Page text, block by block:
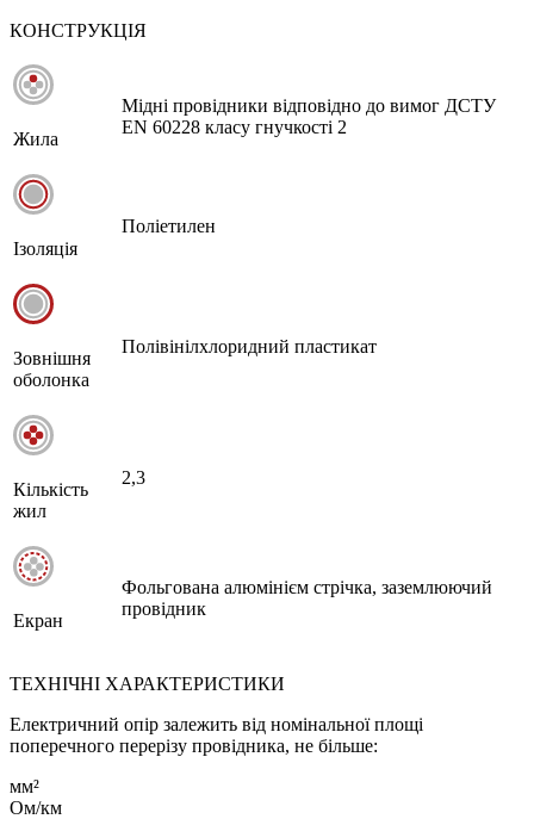
КОНСТРУКЦІЯ
Жила
Мідні провідники відповідно до вимог ДСТУ
EN 60228 класу гнучкості 2
Ізоляція
Поліетилен
Зовнішня
оболонка
Полівінілхлоридний пластикат
Кількість
жил
2,3
Екран
Фольгована алюмінієм стрічка, заземлюючий
провідник
ТЕХНІЧНІ ХАРАКТЕРИСТИКИ
Електричний опір залежить від номінальної площі
поперечного перерізу провідника, не більше:
мм²
Ом/км